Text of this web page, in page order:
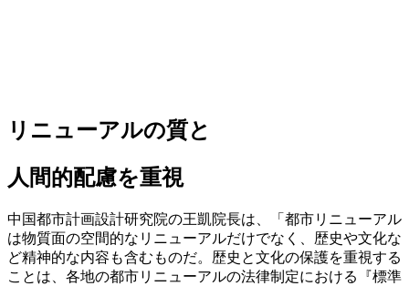
リニューアルの質と
人間的配慮を重視
中国都市計画設計研究院の王凱院長は、「都市リニューアル
は物質面の空間的なリニューアルだけでなく、歴史や文化な
ど精神的な内容も含むものだ。歴史と文化の保護を重視する
ことは、各地の都市リニューアルの法律制定における『標準